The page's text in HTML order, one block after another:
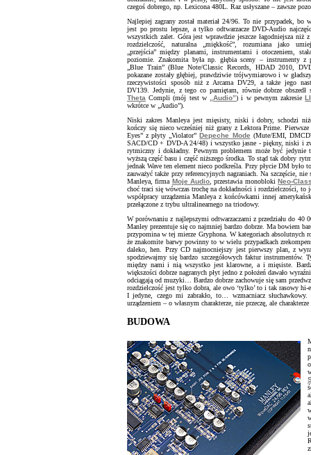
czegoś dobrego, np. Lexicona 480L. Raz usłyszane – zawsze
Najlepiej zagrany został materiał 24/96. To nie przypadek, bo
jest po prostu lepsze, a tylko odtwarzacze DVD-Audio
wszystkich zalet. Góra jest wprawdzie jeszcze łagodniejsza niż
rozdzielczość, naturalna „miękkość”, rozumiana jako
„przejścia” między planami, instrumentami i otoczeniem,
poziomie. Znakomita była np. głębia sceny – instrumenty z
„Blue Train” (Blue Note/Classic Records, HDAD 2010,
pokazane zostały głębiej, prawdziwie trójwymiarowo i w
rzeczywistości sposób niż z Arcama DV29, a także jego
DV139. Jedynie, z tego co pamiętam, równie dobrze obszedł
Theta Compli (mój test w „Audio”) i w pewnym zakresie
wkrótce w „Audio”).
Niski zakres Manleya jest mięsisty, niski i dobry, schodzi
kończy się nieco wcześniej niż grany z Lektora Prime.
Eyes” z płyty „Violator”Depeche Mode (Mute/EMI,
SACD/CD + DVD-A 24/48) i wszystko jasne - piękny, niski i
rytmiczny i dokładny. Pewnym problemem może być jedynie
wyższą część basu i część niższego środka. To stąd tak dobry
jednak Wave ten element nieco podkreśla. Przy płycie DM było
zauważyć także przy referencyjnych nagraniach. Na szczęście,
Manleya, firma Moje Audio , przestawia monoblokiNeo-
choć traci się wówczas trochę na dokładności i rozdzielczości,
współpracy urządzenia Manleya z końcówkami innej
przełączone z trybu ultralinearnego na triodowy.
W porównaniu z najlepszymi odtwarzaczami z przedziału do 40
Manley prezentuje się co najmniej bardzo dobrze. Ma bowiem
przypomina w tej mierze Gryphona. W kategoriach absolutnych
że znakomite barwy powinny to w wielu przypadkach
daleko, hen. Przy CD najmocniejszy jest pierwszy plan, z
spodziewajmy się bardzo szczegółowych faktur
między nami i nią wszystko jest klarowne, a i mięsiste.
większości dobrze nagranych płyt jedno z położeń dawało
odciągają od muzyki… Bardzo dobrze zachowuje się sam
rozdzielczość jest tylko dobra, ale owo ‘tylko’ to i tak rasowy hi-
I jedyne, czego mi zabrakło, to… wzmacniacz
urządzeniem – o własnym charakterze, nie przeczę, ale
BUDOWA